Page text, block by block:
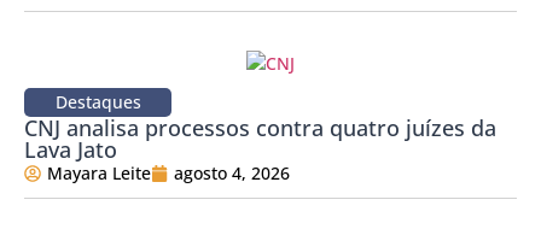
Destaques
CNJ analisa processos contra quatro juízes da
Lava Jato
Mayara Leite agosto 4, 2026